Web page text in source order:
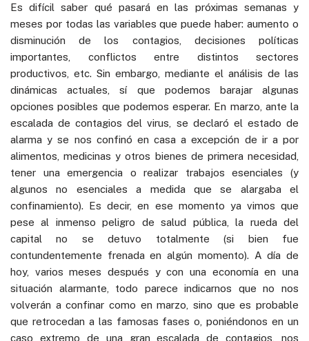
Es difícil saber qué pasará en las próximas semanas y
meses por todas las variables que puede haber: aumento o
disminución de los contagios, decisiones políticas
importantes, conflictos entre distintos sectores
productivos, etc. Sin embargo, mediante el análisis de las
dinámicas actuales, sí que podemos barajar algunas
opciones posibles que podemos esperar. En marzo, ante la
escalada de contagios del virus, se declaró el estado de
alarma y se nos confinó en casa a excepción de ir a por
alimentos, medicinas y otros bienes de primera necesidad,
tener una emergencia o realizar trabajos esenciales (y
algunos no esenciales a medida que se alargaba el
confinamiento). Es decir, en ese momento ya vimos que
pese al inmenso peligro de salud pública, la rueda del
capital no se detuvo totalmente (si bien fue
contundentemente frenada en algún momento). A día de
hoy, varios meses después y con una economía en una
situación alarmante, todo parece indicarnos que no nos
volverán a confinar como en marzo, sino que es probable
que retrocedan a las famosas fases o, poniéndonos en un
caso extremo de una gran escalada de contagios, nos